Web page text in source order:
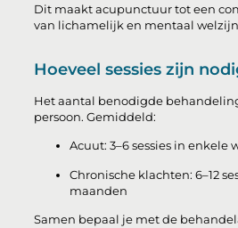
Dit maakt acupunctuur tot een
van lichamelijk en mentaal
Hoeveel sessies zijn
Het aantal benodigde
persoon. Gemiddeld:
Acuut: 3–6 sessies in enkele
Chronische klachten: 6–12
maanden
Samen bepaal je met de